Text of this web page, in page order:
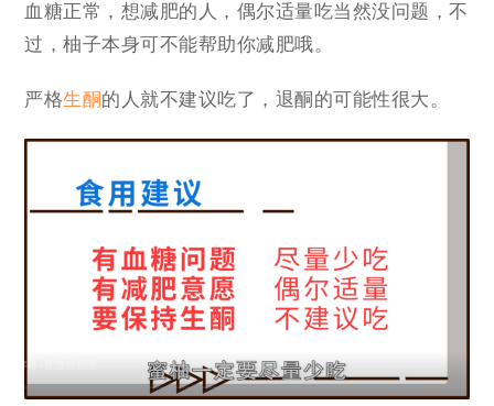
血糖正常，想减肥的人，偶尔适量吃当然没问题，不
过，柚子本身可不能帮助你减肥哦。
严格生酮的人就不建议吃了，退酮的可能性很大。